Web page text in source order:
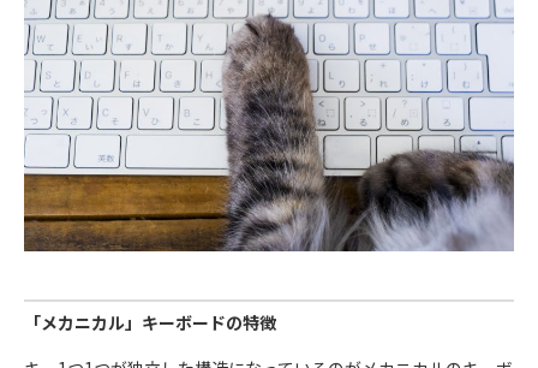
「メカニカル」キーボードの特徴